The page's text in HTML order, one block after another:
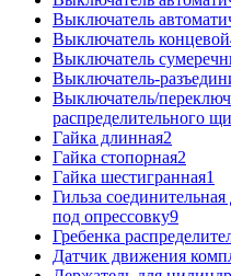
Выключатель
Выключатель концевой
Выключатель
Выключатель-
Выключатель/
распределительного
Гайка длинная2
Гайка стопорная2
Гайка шестигранная1
Гильза
под опрессовку9
Гребенка
Датчик движения